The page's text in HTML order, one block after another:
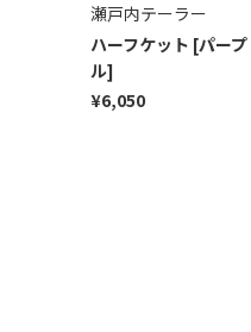
瀬戸内テーラー
ハーフケット [パープ
ル]
¥6,050